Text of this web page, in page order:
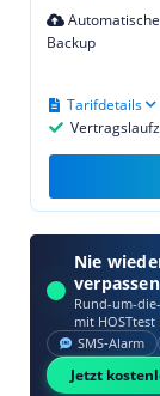
Backup
Tarifdetails
Nie
Rund-um-
mit HOSTtest
SMS‑Alarm
Jetzt